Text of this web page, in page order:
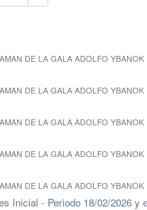
DE LA GALA ADOLFO YBANOK
DE LA GALA ADOLFO YBANOK
DE LA GALA ADOLFO YBANOK
DE LA GALA ADOLFO YBANOK
DE LA GALA ADOLFO YBANOK
Inicial - Periodo 18/02/2026 y